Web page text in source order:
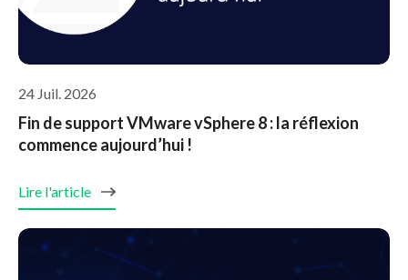
24 Juil. 2026
Fin de support VMware vSphere 8 : la réflexion
commence aujourd’hui !
Lire l'article